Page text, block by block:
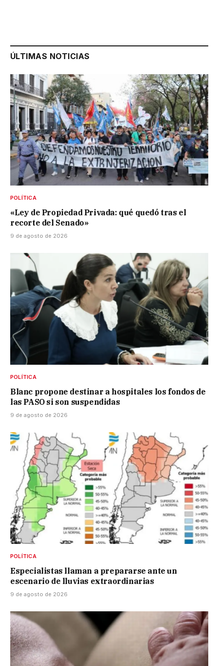
ÚLTIMAS NOTICIAS
POLÍTICA
«Ley de Propiedad Privada: qué quedó tras el
recorte del Senado»
9 de agosto de 2026
POLÍTICA
Blanc propone destinar a hospitales los fondos de
las PASO si son suspendidas
9 de agosto de 2026
POLÍTICA
Especialistas llaman a prepararse ante un
escenario de lluvias extraordinarias
9 de agosto de 2026